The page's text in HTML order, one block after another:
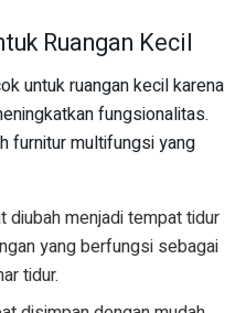
Ruangan Kecil
untuk ruangan kecil karena
fungsionalitas.
furnitur multifungsi yang
diubah menjadi tempat tidur
yang berfungsi sebagai
tidur.